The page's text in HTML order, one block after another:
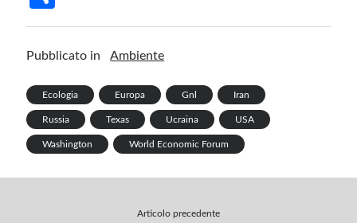
o
k
n
t
p
p
h
ar
Pubblicato in Ambiente
Ecologia Europa Gnl Iran
Russia Texas Ucraina USA
Washington World Economic Forum
Articolo precedente